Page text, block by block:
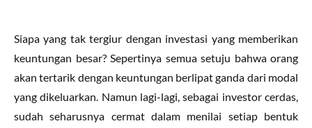
Siapa yang tak tergiur dengan investasi yang memberikan
keuntungan besar? Sepertinya semua setuju bahwa orang
akan tertarik dengan keuntungan berlipat ganda dari modal
yang dikeluarkan. Namun lagi-lagi, sebagai investor cerdas,
sudah seharusnya cermat dalam menilai setiap bentuk